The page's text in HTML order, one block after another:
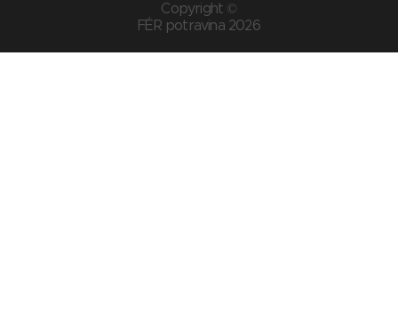
Copyright ©
FÉR potravina 2026